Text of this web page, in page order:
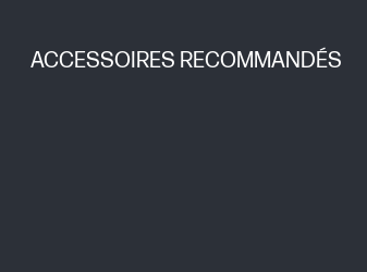
ACCESSOIRES RECOMMANDÉS